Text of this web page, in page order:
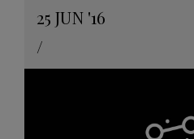
25 JUN '16
/